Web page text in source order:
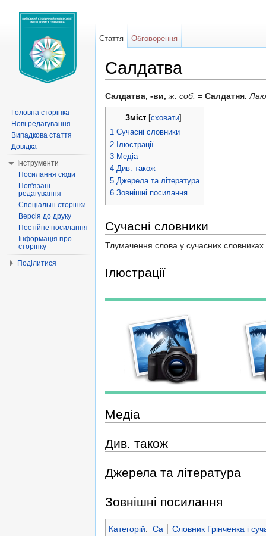
Салдатва
Салдатва, -ви,ж. соб. = Салдатня.
Зміст сховати
1 Сучасні словники
2 Ілюстрації
3 Медіа
4 Див. також
5 Джерела та література
6 Зовнішні посилання
Сучасні словники
Тлумачення слова у сучасних словниках
Ілюстрації
Медіа
Див. також
Джерела та література
Зовнішні посилання
Категорій: Са Словник Грінченка і
Стаття Обговорення
Головна сторінка
Нові редагування
Випадкова стаття
Довідка
Інструменти
Посилання сюди
Пов'язані
редагування
Спеціальні сторінки
Версія до друку
Постійне посилання
Інформація про
сторінку
Поділитися